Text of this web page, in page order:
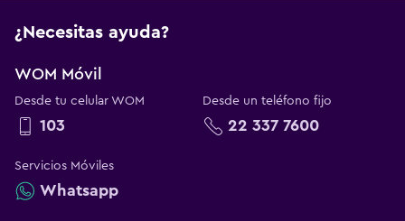
¿Necesitas ayuda?
WOM Móvil
Desde tu celular WOM
103
Desde un teléfono fijo
22 337 7600
Servicios Móviles
Whatsapp